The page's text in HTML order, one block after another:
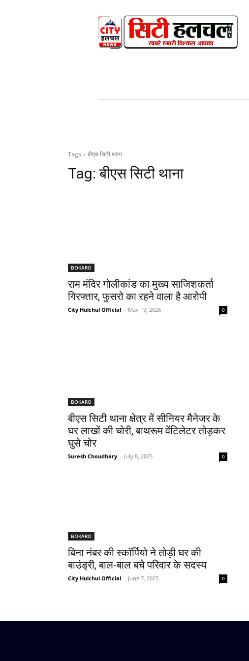
Tags बीएस सिटी थाना
Tag:बीएस सिटी थाना
BOKARO
राम मंदिर गोलीकांड का मुख्य साजिशकर्ता
गिरफ्तार, फुसरो का रहने वाला है आरोपी
City Hulchul Official - May 19, 2026 0
BOKARO
बीएस सिटी थाना क्षेत्र में सीनियर मैनेजर के
घर लाखों की चोरी, बाथरूम वेंटिलेटर तोड़कर
घुसे चोर
Suresh Choudhary - July 8, 2025 0
BOKARO
बिना नंबर की स्कॉर्पियो ने तोड़ी घर की
बाउंड्री, बाल-बाल बचे परिवार के सदस्य
City Hulchul Official - June 7, 2025 0